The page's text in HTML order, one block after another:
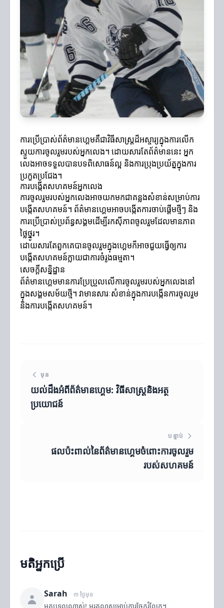
ការប្រើប្រាស់ព័ត៌មានហ្គេមគឺជាវិធីសាស្ត្រដ៏អស្ចារ្យក្នុងការលើក
ស្ទួយការចូលរួមរបស់អ្នកលេង។ ដោយសារតែព័ត៌មាននេះ អ្នក
លេងអាចទទួលបានបទពិសោធន៍ល្អ និងការប្រុងប្រយ័ត្នក្នុងការ
ប្រកួតប្រជែង។
ការបង្កើតសហគមន៍អ្នកលេង
ការចូលរួមរបស់អ្នកលេងអាចយកមកជាគន្លងសំខាន់សម្រាប់ការ
បង្កើតសហគមន៍។ ព័ត៌មានហ្គេមអាចបង្កើតការចាប់ផ្តើមថ្មីៗ និង
ការប្រើប្រាស់ប្រព័ន្ធសង្គមដើម្បីរកស៊ីភាពចូលរួមដែលមានភាព
ថ្លៃថ្នូរ។
ដោយសារតែពួកគេបានចូលរួមក្នុងហ្គេមក៏អាចជួយធ្វើឲ្យការ
បង្កើតសហគមន៍ក្លាយជាការចំរូងធម្មតា។
សេចក្តីសន្និដ្ឋាន
ព័ត៌មានហ្គេមមានការប្រែប្រួលលើការចូលរួមរបស់អ្នកលេងនៅ
ក្នុងសង្គមសម័យថ្មី។ វាមានសារៈសំខាន់ក្នុងការបង្កើនការចូលរួម
និងការបង្កើតសហគមន៍។
មុន
យល់ដឹងអំពីព័ត៌មានហ្គេម: វិធីសាស្ត្រនិងអត្ថ
ប្រយោជន៍
បន្ទាប់
ផលប៉ះពាល់នៃព័ត៌មានហ្គេមចំពោះការចូលរួម
របស់សហគមន៍
មតិអ្នកប្រើ
Sarah ៣ ថ្ងៃមុន